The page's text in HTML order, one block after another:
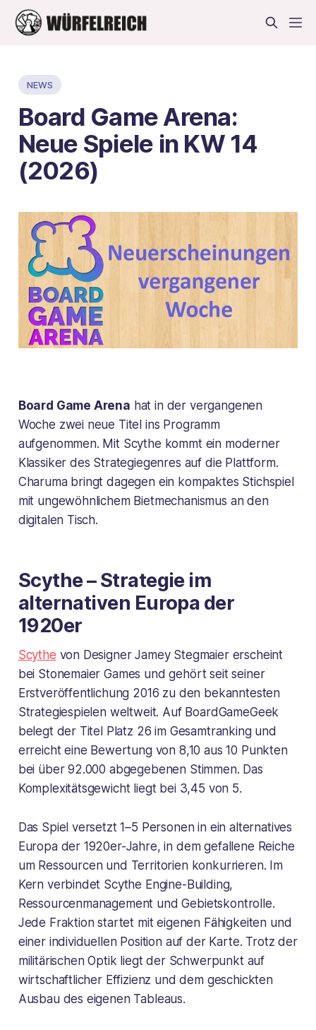
NEWS
Board Game Arena:
Neue Spiele in KW 14
(2026)
Board Game Arena hat in der vergangenen
Woche zwei neue Titel ins Programm
aufgenommen. Mit Scythe kommt ein moderner
Klassiker des Strategiegenres auf die Plattform.
Charuma bringt dagegen ein kompaktes Stichspiel
mit ungewöhnlichem Bietmechanismus an den
digitalen Tisch.
Scythe – Strategie im
alternativen Europa der
1920er
Scythe von Designer Jamey Stegmaier erscheint
bei Stonemaier Games und gehört seit seiner
Erstveröffentlichung 2016 zu den bekanntesten
Strategiespielen weltweit. Auf BoardGameGeek
belegt der Titel Platz 26 im Gesamtranking und
erreicht eine Bewertung von 8,10 aus 10 Punkten
bei über 92.000 abgegebenen Stimmen. Das
Komplexitätsgewicht liegt bei 3,45 von 5.
Das Spiel versetzt 1–5 Personen in ein alternatives
Europa der 1920er-Jahre, in dem gefallene Reiche
um Ressourcen und Territorien konkurrieren. Im
Kern verbindet Scythe Engine-Building,
Ressourcenmanagement und Gebietskontrolle.
Jede Fraktion startet mit eigenen Fähigkeiten und
einer individuellen Position auf der Karte. Trotz der
militärischen Optik liegt der Schwerpunkt auf
wirtschaftlicher Effizienz und dem geschickten
Ausbau des eigenen Tableaus.